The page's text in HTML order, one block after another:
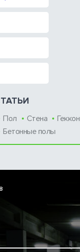
Пол Стена Геккон
Бетонные полы